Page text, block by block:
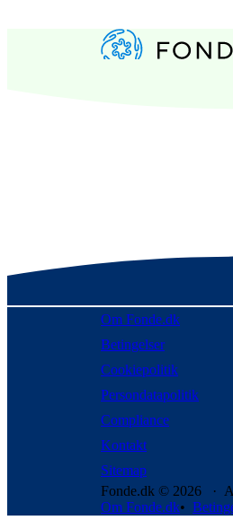
Om Fonde.dk
Betingelser
Cookiepolitik
Persondatapolitik
Compliance
Kontakt
Sitemap
Fonde.dk © 2026 ·
Om Fonde.dk•